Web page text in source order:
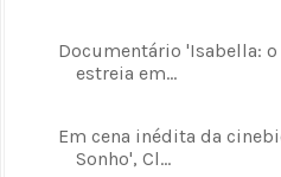
Documentário 'Isabella:
estreia em...
Em cena inédita da
Sonho', Cl...